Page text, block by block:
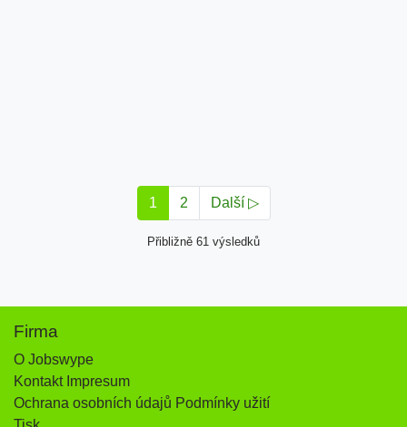
1 2 Další ▷
Přibližně 61 výsledků
Firma
O Jobswype
Kontakt Impresum
Ochrana osobních údajů Podmínky užití